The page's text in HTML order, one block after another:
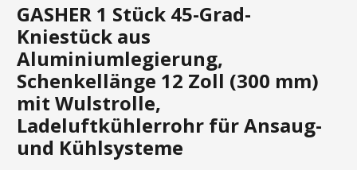
GASHER 1 Stück 45-Grad-
Kniestück aus
Aluminiumlegierung,
Schenkellänge 12 Zoll (300 mm)
mit Wulstrolle,
Ladeluftkühlerrohr für Ansaug-
und Kühlsysteme